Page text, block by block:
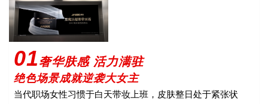
01奢华肤感 活力满驻
绝色场景成就逆袭大女主
当代职场女性习惯于白天带妆上班，皮肤整日处于紧张状